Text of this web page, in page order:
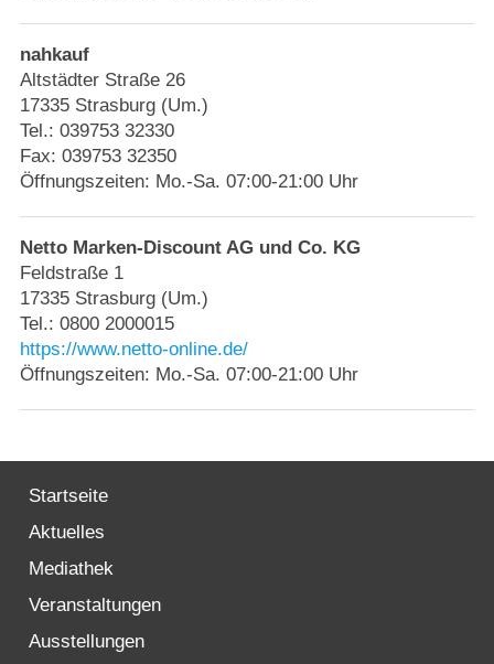
nahkauf
Altstädter Straße 26
17335 Strasburg (Um.)
Tel.: 039753 32330
Fax: 039753 32350
Öffnungszeiten: Mo.-Sa. 07:00-21:00 Uhr
Netto Marken-Discount AG und Co. KG
Feldstraße 1
17335 Strasburg (Um.)
Tel.: 0800 2000015
https://www.netto-online.de/
Öffnungszeiten: Mo.-Sa. 07:00-21:00 Uhr
Startseite
Aktuelles
Mediathek
Veranstaltungen
Ausstellungen